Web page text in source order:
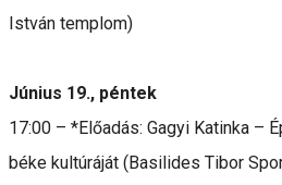
István templom)
Június 19., péntek
17:00 – *Előadás: Gagyi Katinka –
béke kultúráját (Basilides Tibor